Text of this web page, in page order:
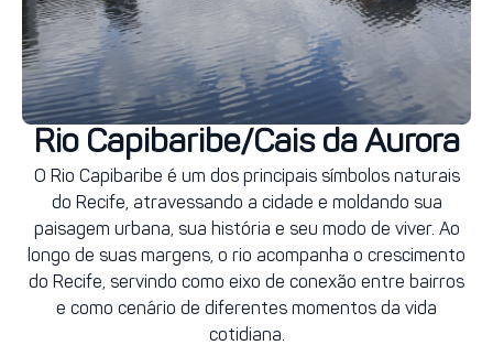
Rio Capibaribe/Cais da Aurora
O Rio Capibaribe é um dos principais símbolos naturais
do Recife, atravessando a cidade e moldando sua
paisagem urbana, sua história e seu modo de viver. Ao
longo de suas margens, o rio acompanha o crescimento
do Recife, servindo como eixo de conexão entre bairros
e como cenário de diferentes momentos da vida
cotidiana.